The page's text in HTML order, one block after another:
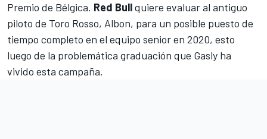
Premio de Bélgica. Red Bullquiere evaluar al antiguo
piloto de Toro Rosso, Albon, para un posible puesto de
tiempo completo en el equipo senior en 2020, esto
luego de la problemática graduación que Gasly ha
vivido esta campaña.